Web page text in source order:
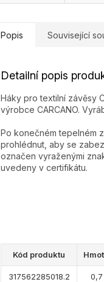
Popis Související
Detailní popis
Háky pro textilní závěsy
výrobce CARCANO.
Po konečném tepelném
prohlédnut, aby se
označen vyraženými
uvedeny v certifikátu.
Kód produktu
317562285018.2